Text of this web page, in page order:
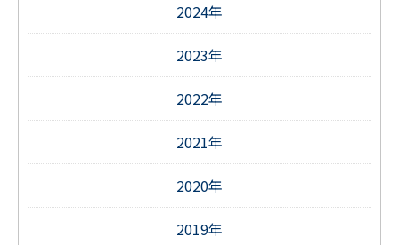
2024年
2023年
2022年
2021年
2020年
2019年